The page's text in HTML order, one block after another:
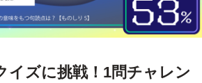
イズに挑戦！1問チャレン